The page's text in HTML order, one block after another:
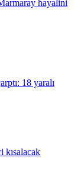
hayalini
18 yaralı
kısalacak